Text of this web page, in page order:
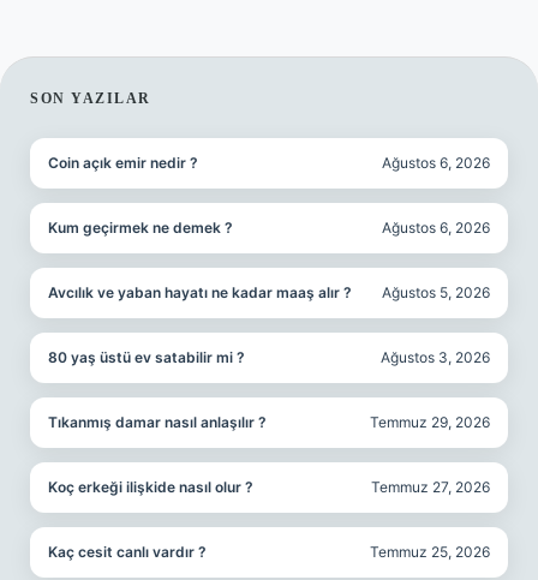
SIDEBAR
SON YAZILAR
Coin açık emir nedir ? Ağustos 6, 2026
Kum geçirmek ne demek ? Ağustos 6, 2026
Avcılık ve yaban hayatı ne kadar maaş alır ? Ağustos 5, 2026
80 yaş üstü ev satabilir mi ? Ağustos 3, 2026
Tıkanmış damar nasıl anlaşılır ? Temmuz 29, 2026
Koç erkeği ilişkide nasıl olur ? Temmuz 27, 2026
Kaç cesit canlı vardır ? Temmuz 25, 2026